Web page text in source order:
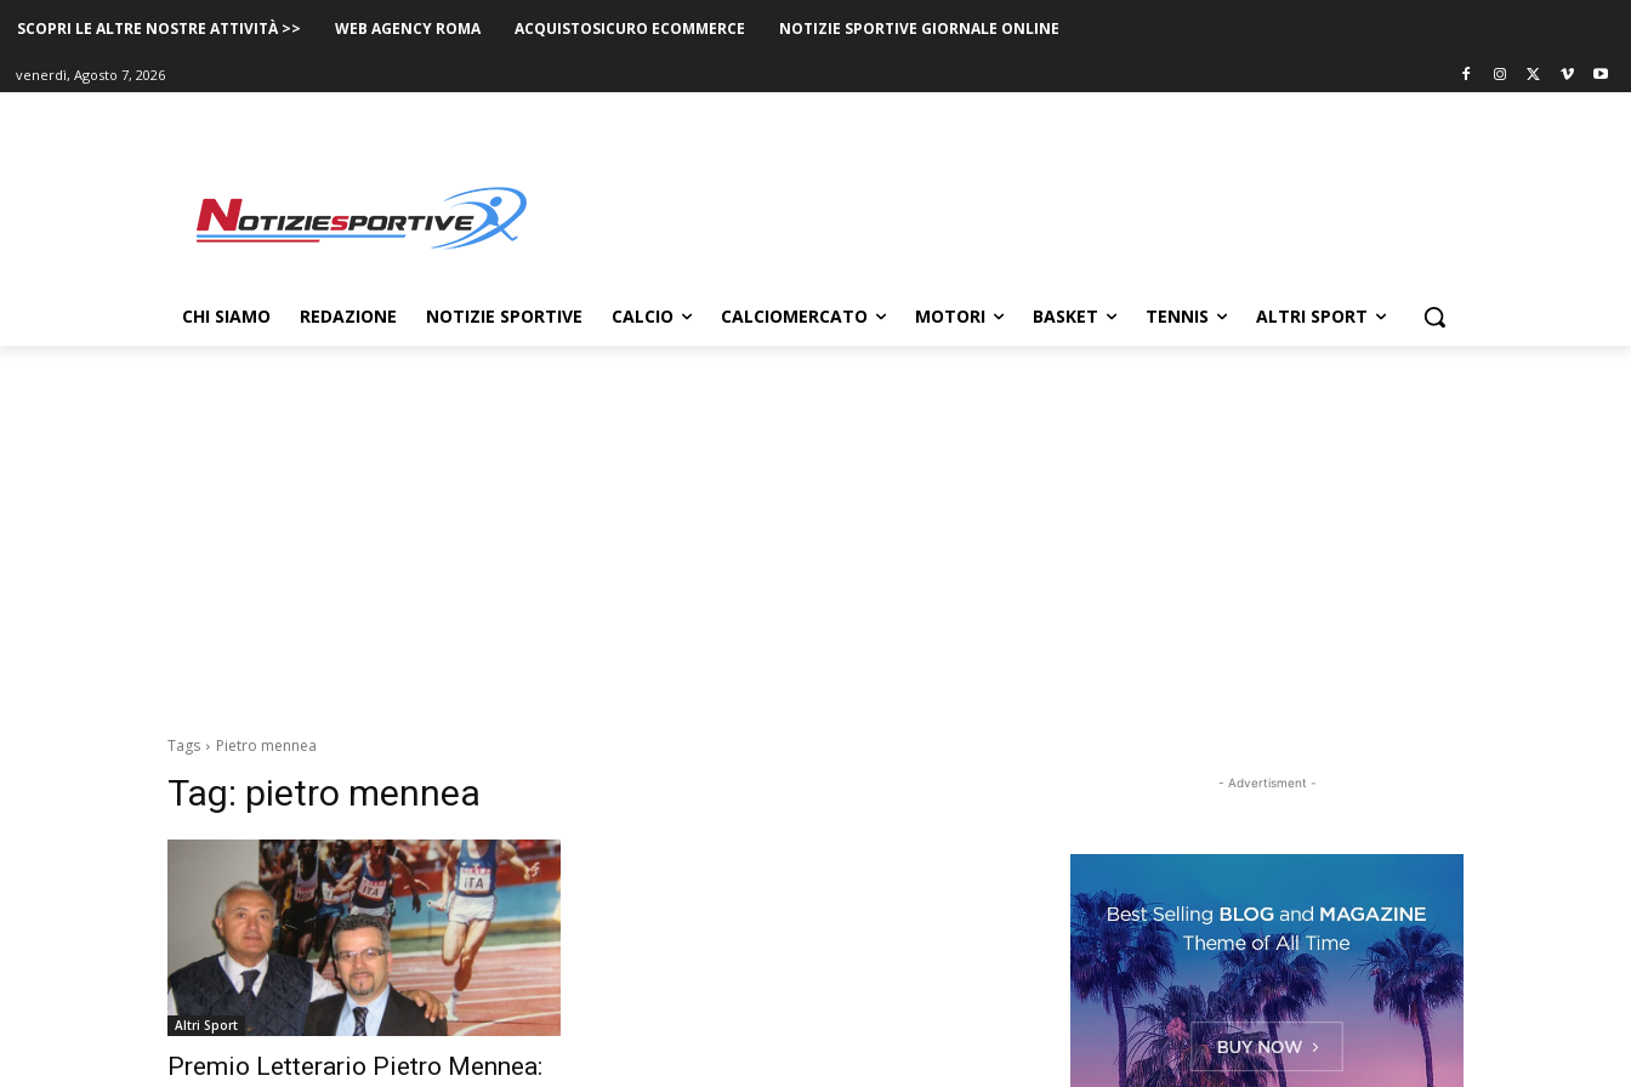
SCOPRI LE ALTRE NOSTRE ATTIVITÀ >> WEB AGENCY ROMA ACQUISTOSICURO ECOMMERCE NOTIZIE SPORTIVE GIORNALE ONLINE
venerdì, Agosto 7, 2026
CHI SIAMO REDAZIONE NOTIZIE SPORTIVE CALCIO CALCIOMERCATO MOTORI BASKET TENNIS ALTRI SPORT
Tags Pietro mennea
Tag: pietro mennea
Altri Sport
Premio Letterario Pietro Mennea:
- Advertisment -